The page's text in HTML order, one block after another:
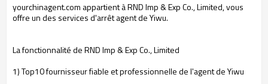
yourchinagent.com appartient à RND Imp & Exp Co., Limited, vous
offre un des services d'arrêt agent de Yiwu.
La fonctionnalité de RND Imp & Exp Co., Limited
1) Top10 fournisseur fiable et professionnelle de l'agent de Yiwu